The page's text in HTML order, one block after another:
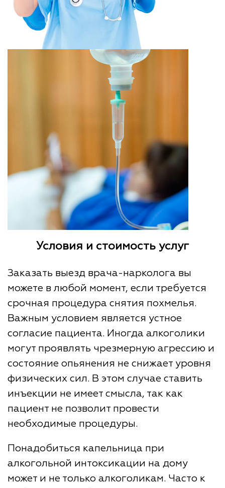
Условия и стоимость услуг
Заказать выезд врача-нарколога вы
можете в любой момент, если требуется
срочная процедура снятия похмелья.
Важным условием является устное
согласие пациента. Иногда алкоголики
могут проявлять чрезмерную агрессию и
состояние опьянения не снижает уровня
физических сил. В этом случае ставить
инъекции не имеет смысла, так как
пациент не позволит провести
необходимые процедуры.
Понадобиться капельница при
алкогольной интоксикации на дому
может и не только алкоголикам. Часто к